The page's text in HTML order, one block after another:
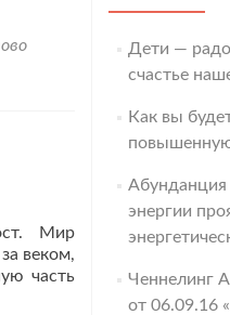
Мир
веком,
часть
Дети —
счастье
Как вы
энергии
Ченнелинг
от 06.09.16